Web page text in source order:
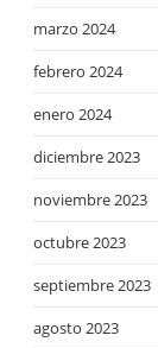
marzo 2024
febrero 2024
enero 2024
diciembre 2023
noviembre 2023
octubre 2023
septiembre 2023
agosto 2023